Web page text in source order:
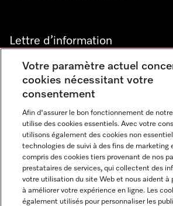
Lettre d’information
Langue
FRANCAIS
Votre paramètre actuel
cookies nécessitant votre
consentement
Afin d'assurer le bon fonctionnement de
utilise des cookies essentiels. Avec votre
utilisons également des cookies non
technologies de suivi à des fins de marketing
compris des cookies tiers provenant de nos
prestataires de services, qui collectent des
votre utilisation du site Web et nous aident à
à améliorer votre expérience en ligne. Les
également utilisés pour personnaliser les